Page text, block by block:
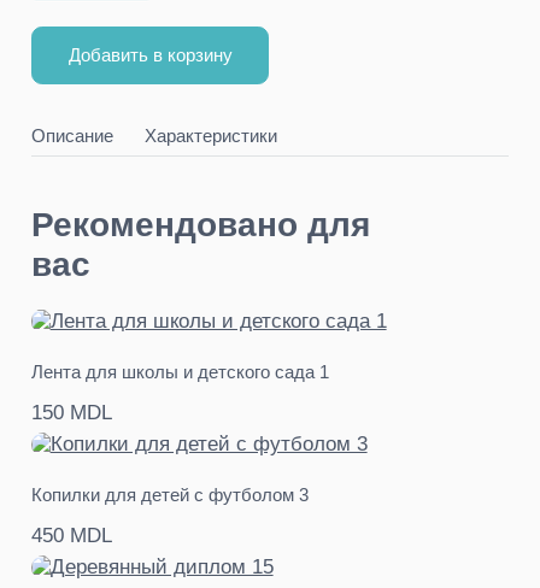
Добавить в корзину
Описание Характеристики
Рекомендовано для
вас
Лента для школы и детского сада 1
150 MDL
Копилки для детей с футболом 3
450 MDL